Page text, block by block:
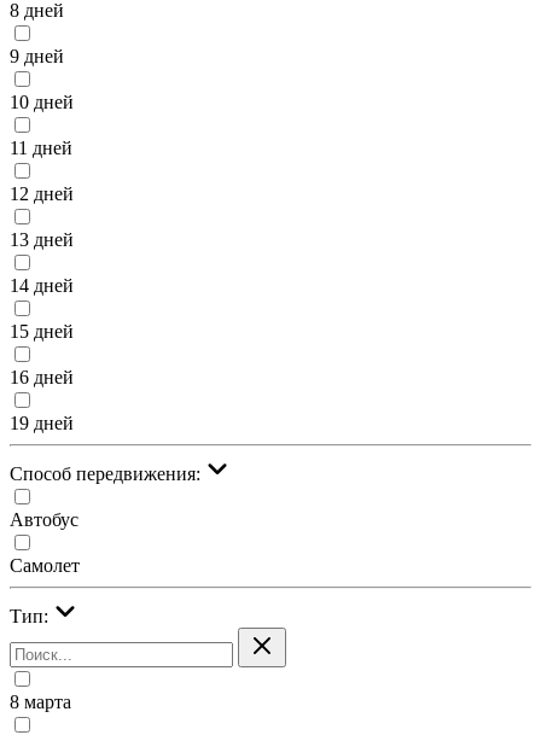
8 дней
9 дней
10 дней
11 дней
12 дней
13 дней
14 дней
15 дней
16 дней
19 дней
Cпособ передвижения:
Автобус
Самолет
Тип:
8 марта